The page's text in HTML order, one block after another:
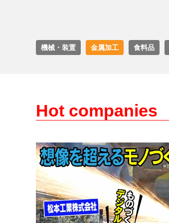
機械・装置 金属加工 食料品
Hot companies